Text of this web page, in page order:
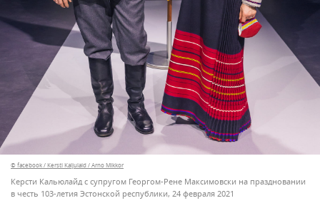
© facebook / Kersti Kaljulaid / Arno Mikkor
Керсти Кальюлайд с супругом Георгом-Рене Максимовски на праздновании
в честь 103-летия Эстонской республики, 24 февраля 2021